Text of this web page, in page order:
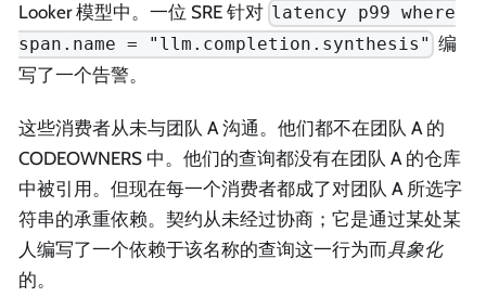
Looker 模型中。一位 SRE 针对 latency p99 where
span.name = "llm.completion.synthesis" 编
写了一个告警。
这些消费者从未与团队 A 沟通。他们都不在团队 A 的
CODEOWNERS 中。他们的查询都没有在团队 A 的仓库
中被引用。但现在每一个消费者都成了对团队 A 所选字
符串的承重依赖。契约从未经过协商；它是通过某处某
人编写了一个依赖于该名称的查询这一行为而具象化
的。